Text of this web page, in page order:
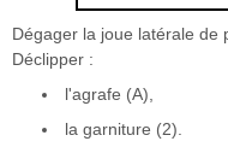
Dégager la joue latérale de
Déclipper :
l'agrafe (A),
la garniture (2).